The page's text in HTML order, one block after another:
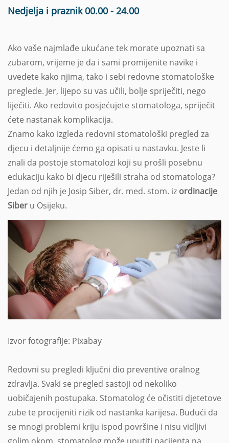
Nedjelja i praznik 00.00 - 24.00
Ako vaše najmlađe ukućane tek morate upoznati sa
zubarom, vrijeme je da i sami promijenite navike i
uvedete kako njima, tako i sebi redovne stomatološke
preglede. Jer, lijepo su vas učili, bolje spriječiti, nego
liječiti. Ako redovito posjećujete stomatologa, spriječit
ćete nastanak komplikacija.
Znamo kako izgleda redovni stomatološki pregled za
djecu i detaljnije ćemo ga opisati u nastavku. Jeste li
znali da postoje stomatolozi koji su prošli posebnu
edukaciju kako bi djecu riješili straha od stomatologa?
Jedan od njih je Josip Siber, dr. med. stom. iz ordinacije
Siber u Osijeku.
Izvor fotografije: Pixabay
Redovni su pregledi ključni dio preventive oralnog
zdravlja. Svaki se pregled sastoji od nekoliko
uobičajenih postupaka. Stomatolog će očistiti djetetove
zube te procijeniti rizik od nastanka karijesa. Budući da
se mnogi problemi kriju ispod površine i nisu vidljivi